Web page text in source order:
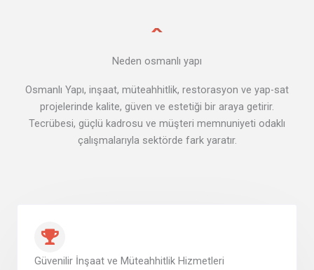
Neden osmanlı yapı
Osmanlı Yapı, inşaat, müteahhitlik, restorasyon ve yap-sat
projelerinde kalite, güven ve estetiği bir araya getirir.
Tecrübesi, güçlü kadrosu ve müşteri memnuniyeti odaklı
çalışmalarıyla sektörde fark yaratır.
Güvenilir İnşaat ve Müteahhitlik Hizmetleri